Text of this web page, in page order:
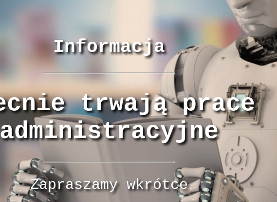
Informacja
trwają prace
administracyjne
Zapraszamy wkrótce